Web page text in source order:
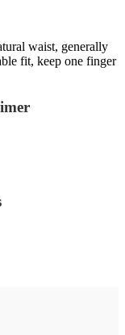
waist, generally
fit, keep one finger